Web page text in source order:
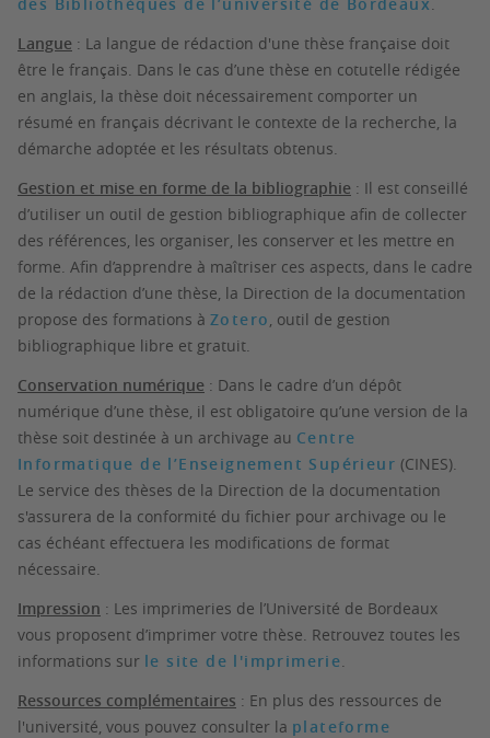
Langue : La langue de rédaction d'une thèse française doit
être le français. Dans le cas d’une thèse en cotutelle rédigée
en anglais, la thèse doit nécessairement comporter un
résumé en français décrivant le contexte de la recherche, la
démarche adoptée et les résultats obtenus.
Gestion et mise en forme de la bibliographie : Il est conseillé
d’utiliser un outil de gestion bibliographique afin de collecter
des références, les organiser, les conserver et les mettre en
forme. Afin d’apprendre à maîtriser ces aspects, dans le cadre
de la rédaction d’une thèse, la Direction de la documentation
propose des formations à Zotero, outil de gestion
bibliographique libre et gratuit.
Conservation numérique : Dans le cadre d’un dépôt
numérique d’une thèse, il est obligatoire qu’une version de la
thèse soit destinée à un archivage au Centre
Informatique de l’Enseignement Supérieur (CINES).
Le service des thèses de la Direction de la documentation
s'assurera de la conformité du fichier pour archivage ou le
cas échéant effectuera les modifications de format
nécessaire.
Impression : Les imprimeries de l’Université de Bordeaux
vous proposent d’imprimer votre thèse. Retrouvez toutes les
informations sur le site de l'imprimerie.
Ressources complémentaires : En plus des ressources de
l'université, vous pouvez consulter la plateforme